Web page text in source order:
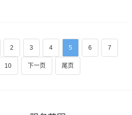
2 3 4 5 6 7
10 下一页 尾页